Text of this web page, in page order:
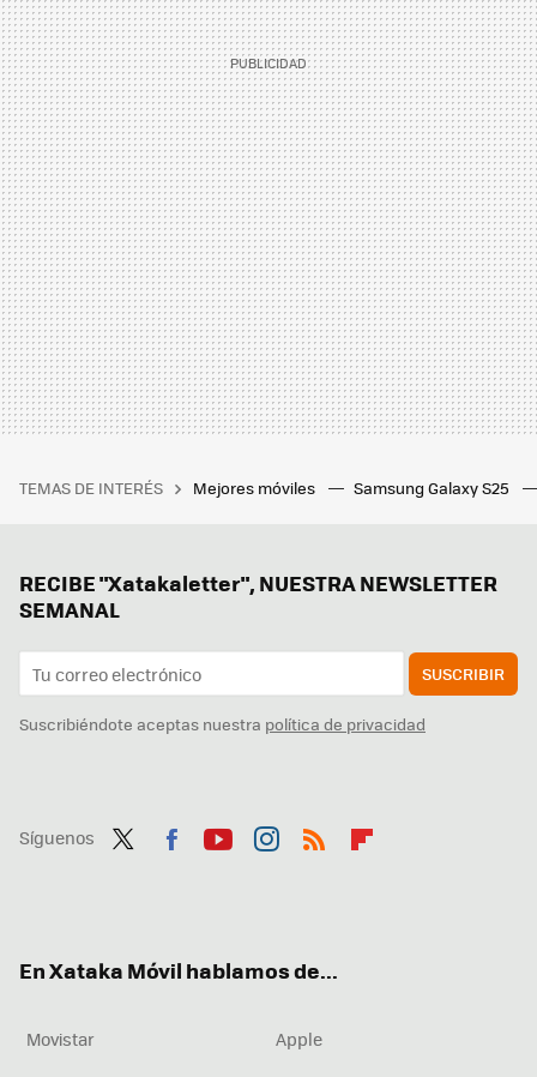
TEMAS DE INTERÉS Mejores móviles Samsung Galaxy S25
RECIBE "Xatakaletter", NUESTRA NEWSLETTER
SEMANAL
SUSCRIBIR
Suscribiéndote aceptas nuestra política de privacidad
Síguenos
En Xataka Móvil hablamos de...
Movistar
Apple